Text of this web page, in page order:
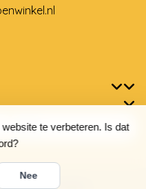
te verbeteren. Is dat
Nee